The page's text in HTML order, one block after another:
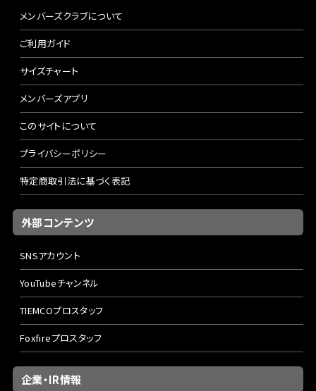
メンバーズクラブについて
ご利用ガイド
サイズチャート
メンバーズアプリ
このサイトについて
プライバシーポリシー
特定商取引法に基づく表記
外部コンテンツ
SNSアカウント
YouTubeチャンネル
TIEMCOプロスタッフ
Foxfireプロスタッフ
企業・IR情報